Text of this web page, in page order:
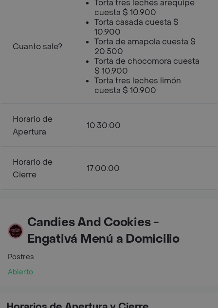
Cuanto sale?
Torta tres leches arequipe
cuesta $ 10.900
Torta casada cuesta $
10.900
Torta de amapola cuesta $
20.500
Torta de chocomora cuesta
$ 10.900
Torta tres leches limón
cuesta $ 10.900
Horario de
Apertura
10:30:00
Horario de
Cierre
17:00:00
Candies And Cookies -
Engativá Menú a Domicilio
Postres
Abierto